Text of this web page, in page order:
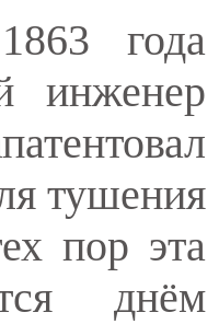
года
инженер
тушения
пор эта
днём